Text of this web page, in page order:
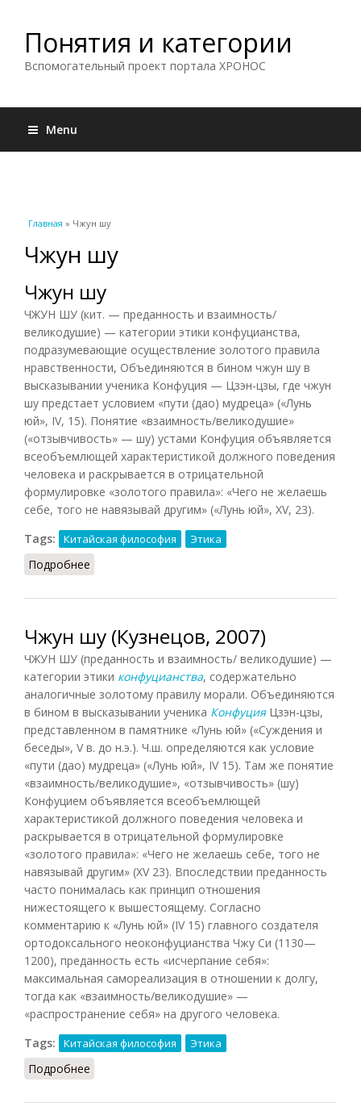
Понятия и категории
Вспомогательный проект портала ХРОНОС
Menu
Вы здесь
Главная » Чжун шу
Чжун шу
Чжун шу
ЧЖУН ШУ (кит. — преданность и взаимность/
великодушие) — категории этики конфуцианства,
подразумевающие осуществление золотого правила
нравственности, Объединяются в бином чжун шу в
высказывании ученика Конфуция — Цзэн-цзы, где чжун
шу предстает условием «пути (дао) мудреца» («Лунь
юй», IV, 15). Понятие «взаимность/великодушие»
(«отзывчивость» — шу) устами Конфуция объявляется
всеобъемлющей характеристикой должного поведения
человека и раскрывается в отрицательной
формулировке «золотого правила»: «Чего не желаешь
себе, того не навязывай другим» («Лунь юй», XV, 23).
Tags:
Китайская философия Этика
Подробнее
Чжун шу (Кузнецов, 2007)
ЧЖУН ШУ (преданность и взаимность/ великодушие) —
категории этики конфуцианства, содержательно
аналогичные золотому правилу морали. Объединяются
в бином в высказывании ученика КонфуцияЦзэн-цзы,
представленном в памятнике «Лунь юй» («Суждения и
беседы», V в. до н.э.). Ч.ш. определяются как условие
«пути (дао) мудреца» («Лунь юй», IV 15). Там же понятие
«взаимность/великодушие», «отзывчивость» (шу)
Конфуцием объявляется всеобъемлющей
характеристикой должного поведения человека и
раскрывается в отрицательной формулировке
«золотого правила»: «Чего не желаешь себе, того не
навязывай другим» (XV 23). Впоследствии преданность
часто понималась как принцип отношения
нижестоящего к вышестоящему. Согласно
комментарию к «Лунь юй» (IV 15) главного создателя
ортодоксального неоконфуцианства Чжу Си (1130—
1200), преданность есть «исчерпание себя»:
максимальная самореализация в отношении к долгу,
тогда как «взаимность/великодушие» —
«распространение себя» на другого человека.
Tags:
Китайская философия Этика
Подробнее